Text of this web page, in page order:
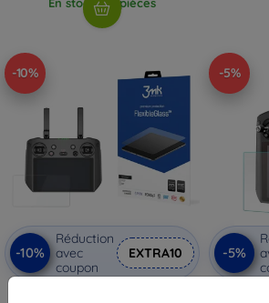
-10%
-10%
Réduction
avec
coupon
EXTRA10
-5%
-5%